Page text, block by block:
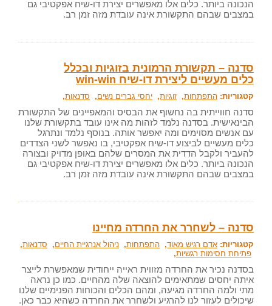
הנכונה ביותר. כלים אלו מאפשרים יצירת דו-שיח אפקטיבי גם
במצבים שבהם התקשורת אינה עובדת מזה זמן רב.
סדנה – תקשורת הרמונית בזוגיות ובכלל
כלים מעשיים ליצירת דו-שיח win-win
קטגוריות: התפתחות, זוגיות, יחסי גברים נשים, סדנאות,
סדנה חווייתית בה נחשוף את הבסיס והמאפיינים של התקשורת
הבינאישית. בסדנה נלמד לזהות מה אינו עובד בתקשורת שלנו
עם אנשים מסוימים ומה יאפשר אותה. בנוסף נלמד ונתרגל
כלים מעשיים לביצוע דו-שיח אפקטיבי, בו נאפשר לשני הצדדים
להעביר ולקבל הדדית את המסרים שלהם באופן מדויק ובצורה
הנכונה ביותר. כלים אלו מאפשרים יצירת דו-שיח אפקטיבי גם
במצבים שבהם התקשורת אינה עובדת מזה זמן רב.
סדנה – לשחרר את החרדה מחיינו
קטגוריות: אדם רגיש מאוד, התפתחות, ניהול אנרגיית החיים, סדנאות,
פתיחת חסימות רגשיות,
בסדנה נכיר את החרדה מזווית ראייה ייחודית שמאפשרת לייצר
איתה יחסים שמתאימים להוצאה שלה מהחיים. כמו כן נראה
מתי ולמה החרדה מגיעה, ומהם הכלים והכוחות הפנימיים שלנו
שיכולים לעזור לנו להרגיע ולשחרר את החרדה כשהיא כבר כאן.